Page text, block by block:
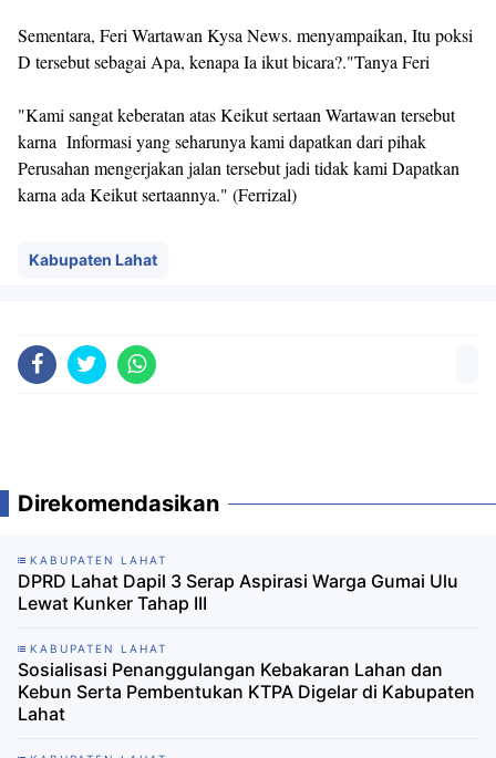
Sementara, Feri Wartawan Kysa News. menyampaikan, Itu poksi
D tersebut sebagai Apa, kenapa Ia ikut bicara?."Tanya Feri
"Kami sangat keberatan atas Keikut sertaan Wartawan tersebut
karna Informasi yang seharunya kami dapatkan dari pihak
Perusahan mengerjakan jalan tersebut jadi tidak kami Dapatkan
karna ada Keikut sertaannya." (Ferrizal)
Kabupaten Lahat
Direkomendasikan
KABUPATEN LAHAT
DPRD Lahat Dapil 3 Serap Aspirasi Warga Gumai Ulu
Lewat Kunker Tahap III
KABUPATEN LAHAT
Sosialisasi Penanggulangan Kebakaran Lahan dan
Kebun Serta Pembentukan KTPA Digelar di Kabupaten
Lahat